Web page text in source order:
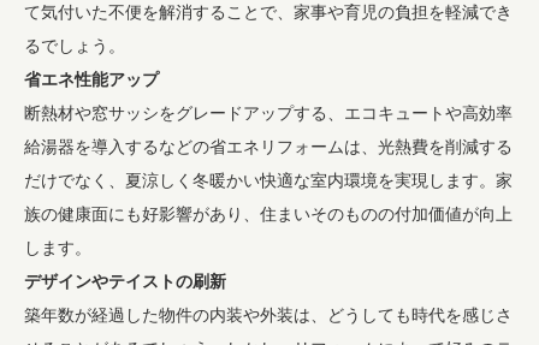
て気付いた不便を解消することで、家事や育児の負担を軽減でき
るでしょう。
省エネ性能アップ
断熱材や窓サッシをグレードアップする、エコキュートや高効率
給湯器を導入するなどの省エネリフォームは、光熱費を削減する
だけでなく、夏涼しく冬暖かい快適な室内環境を実現します。家
族の健康面にも好影響があり、住まいそのものの付加価値が向上
します。
デザインやテイストの刷新
築年数が経過した物件の内装や外装は、どうしても時代を感じさ